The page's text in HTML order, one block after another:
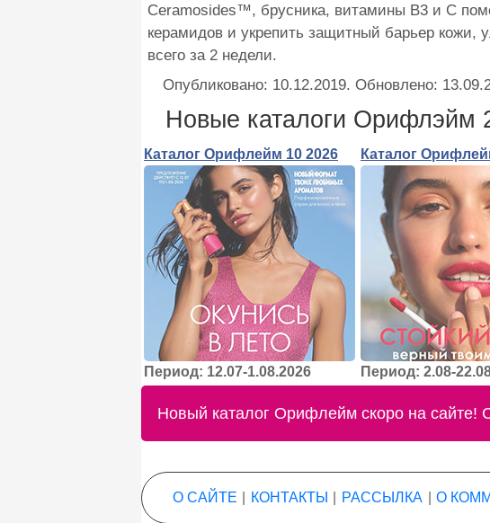
Ceramosides™, брусника, витамины B3 и С
керамидов и укрепить защитный барьер кожи,
всего за 2 недели.
Опубликовано: 10.12.2019. Обновлено:
Новые каталоги Орифлэйм
Каталог Орифлейм 10 2026
Период: 12.07-1.08.2026
Каталог
Период: 2.08-
Новый каталог Орифлейм скоро на сайте!
О САЙТЕ КОНТАКТЫ РАССЫЛКА О